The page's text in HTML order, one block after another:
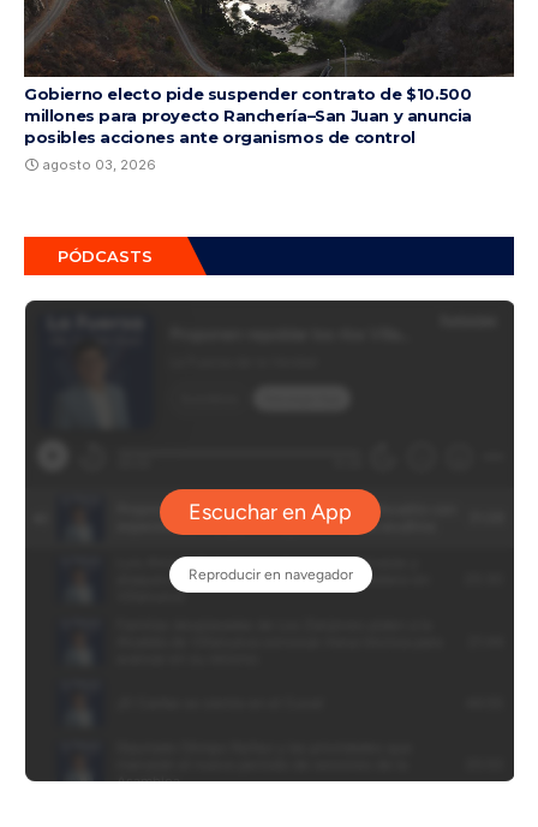
Gobierno electo pide suspender contrato de $10.500
millones para proyecto Ranchería–San Juan y anuncia
posibles acciones ante organismos de control
agosto 03, 2026
PÓDCASTS